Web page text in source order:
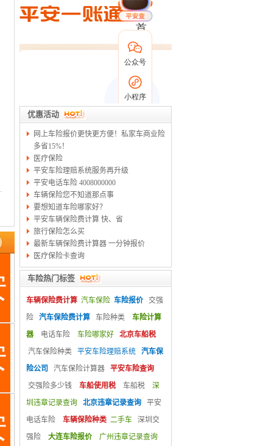
优惠活动
网上车险报价更快更方便！私家车商业险
多省15%！
医疗保险
平安车险理赔系统服务再升级
平安电话车险 4008000000
车辆保险您不知道那点事
要想知道车险哪家好？
平安车辆保险费计算 快、省
旅行保险怎么买
最新车辆保险费计算器 一分钟报价
医疗保险卡查询
车险热门标签
车辆保险费计算 汽车保险 车险报价
交强
险
汽车保险费计算 车险种类
车险计算
器
电话车险 车险哪家好
北京车船税
汽车保险种类
平安车险理赔系统
汽车保
险公司
汽车保险计算器
平安车险查询
交强险多少钱
车船使用税 车船税
深
圳违章记录查询
北京违章记录查询
平安
电话车险
车辆保险种类 二手车
深圳交
强险
大连车险报价 广州违章记录查询